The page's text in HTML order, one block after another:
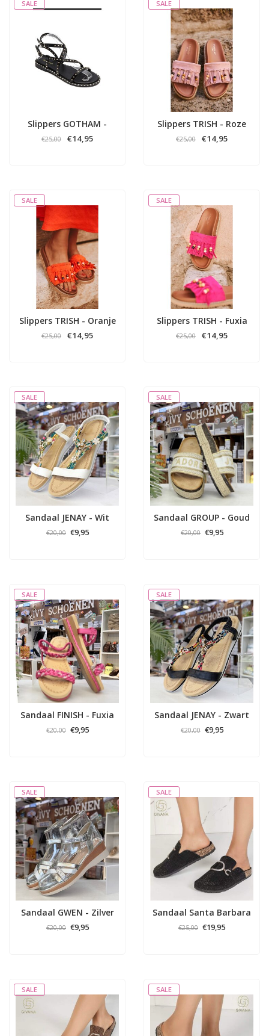
SALE
Slippers GOTHAM -
Zwart
€25,00 €14,95
SALE
Slippers TRISH - Roze
€25,00 €14,95
SALE
Slippers TRISH - Oranje
€25,00 €14,95
SALE
Slippers TRISH - Fuxia
€25,00 €14,95
SALE
Sandaal JENAY - Wit
€20,00 €9,95
SALE
Sandaal GROUP - Goud
€20,00 €9,95
SALE
Sandaal FINISH - Fuxia
€20,00 €9,95
SALE
Sandaal JENAY - Zwart
€20,00 €9,95
SALE
Sandaal GWEN - Zilver
€20,00 €9,95
SALE
Sandaal Santa Barbara
- Zwart
€25,00 €19,95
SALE SALE